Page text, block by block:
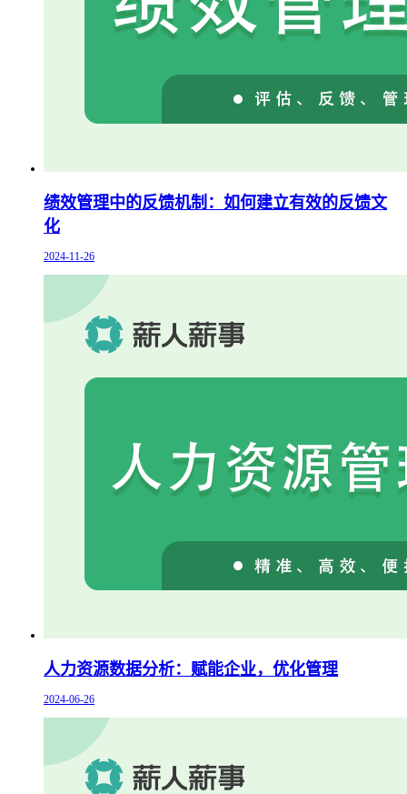
绩效管理中的反馈机制：如何建立有效的反馈文
化
2024-11-26
人力资源数据分析：赋能企业，优化管理
2024-06-26